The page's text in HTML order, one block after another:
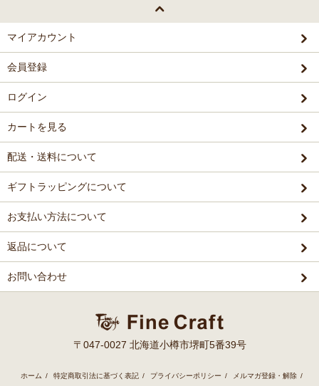
マイアカウント
会員登録
ログイン
カートを見る
配送・送料について
ギフトラッピングについて
お支払い方法について
返品について
お問い合わせ
〒047-0027 北海道小樽市堺町5番39号
ホーム / 特定商取引法に基づく表記 / プライバシーポリシー / メルマガ登録・解除 /